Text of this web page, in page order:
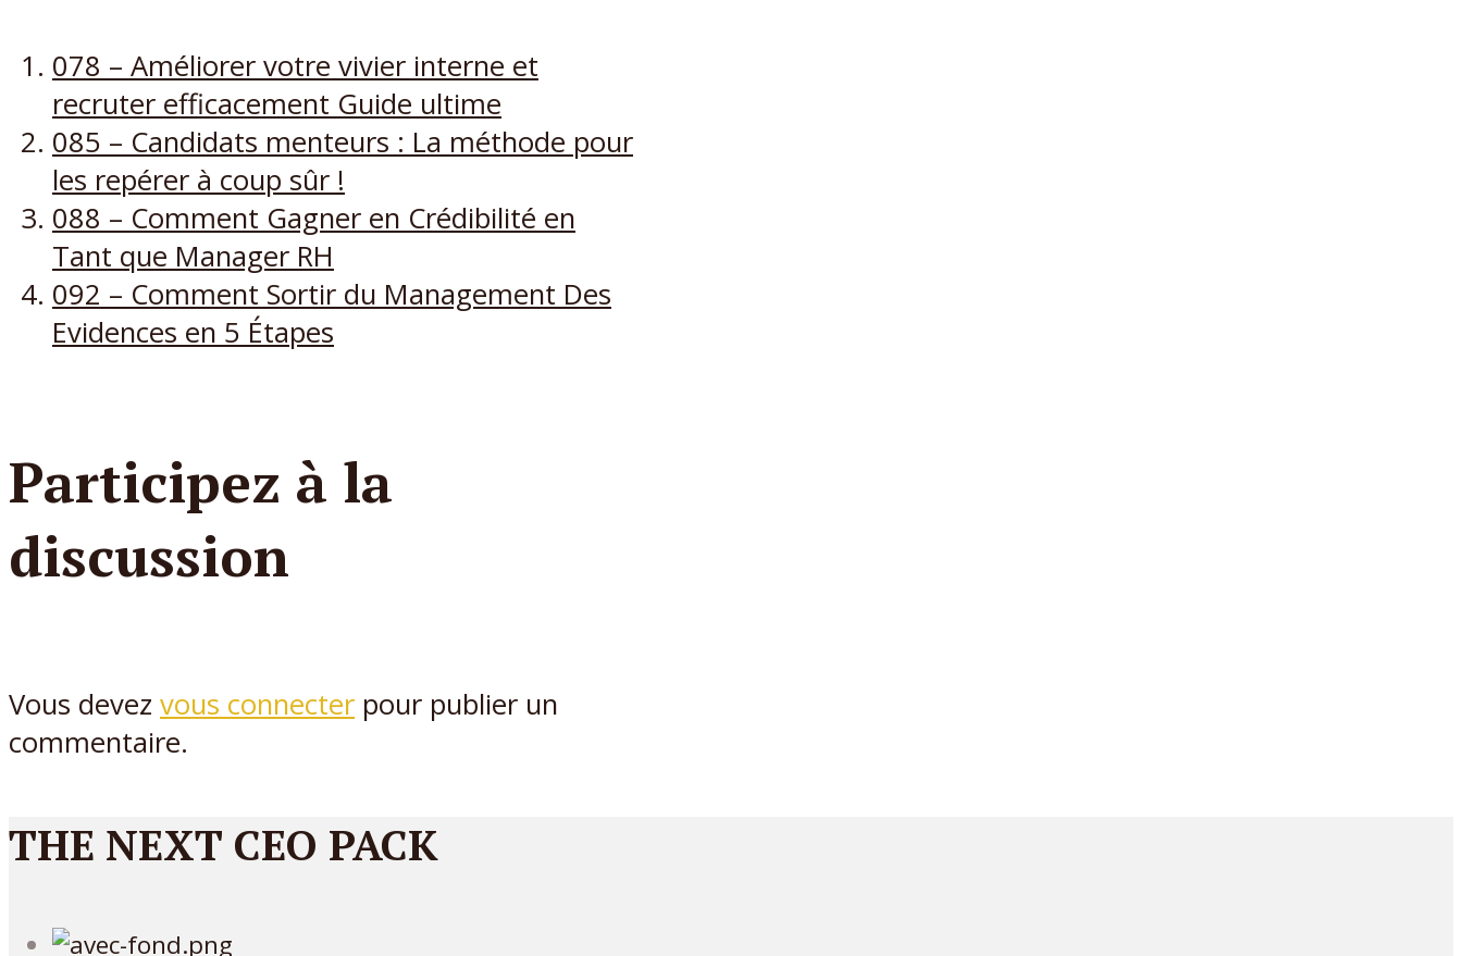
078 – Améliorer votre vivier interne et
recruter efficacement Guide ultime
085 – Candidats menteurs : La méthode pour
les repérer à coup sûr !
088 – Comment Gagner en Crédibilité en
Tant que Manager RH
092 – Comment Sortir du Management Des
Evidences en 5 Étapes
Participez à la
discussion
Vous devez vous connecter pour publier un
commentaire.
THE NEXT CEO PACK